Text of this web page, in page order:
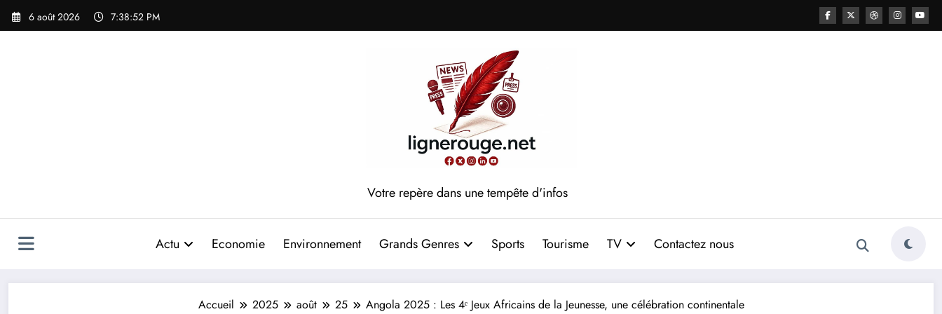
Aller
6 août 2026 7:38:54 PM
Votre repère dans une tempête d'infos
Actu Economie Environnement Grands Genres Sports Tourisme TV Contactez nous
Accueil 2025 août 25 Angola 2025 : Les 4ᵉ Jeux Africains de la Jeunesse, une célébration continentale